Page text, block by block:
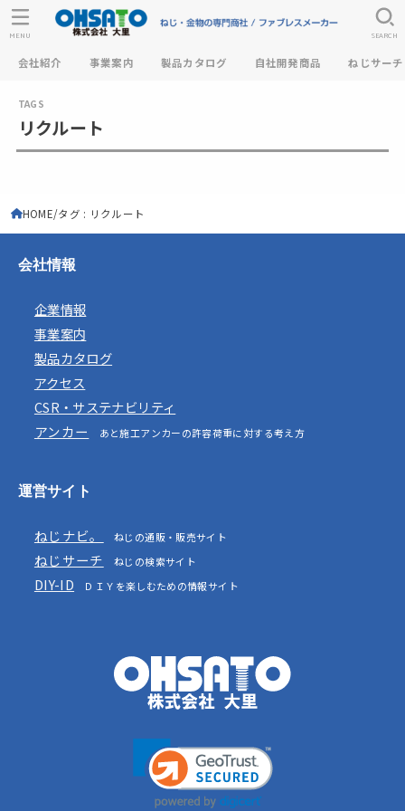
会社紹介 事業案内 製品カタログ 自社開発商品 ねじサーチ
SEARCH
MENU
リクルート
HOME タグ : リクルート
会社情報
企業情報
事業案内
製品カタログ
アクセス
CSR・サステナビリティ
アンカー
あと施工アンカーの許容荷重に対する考え方
運営サイト
ねじナビ。 ねじの通販・販売サイト
ねじサーチ ねじの検索サイト
DIY-ID ＤＩＹを楽しむための情報サイト